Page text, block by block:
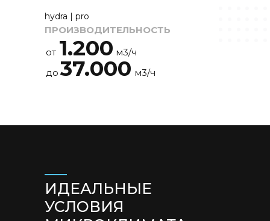
от 1.200 м3/ч
до 37.000 м3/ч
ИДЕАЛЬНЫЕ
УСЛОВИЯ
ПРОИЗВОДИТЕЛЬНОСТЬ
hydra | pro